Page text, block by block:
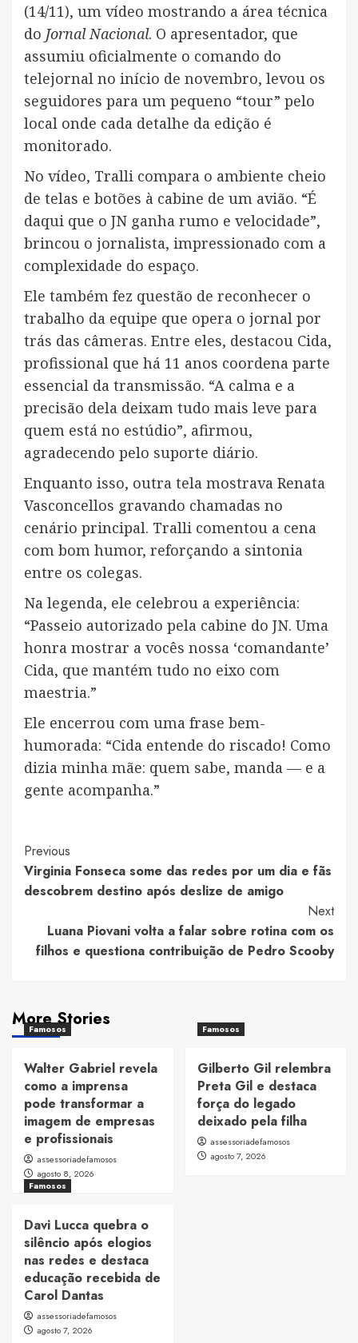
(14/11), um vídeo mostrando a área técnica
do Jornal Nacional. O apresentador, que
assumiu oficialmente o comando do
telejornal no início de novembro, levou os
seguidores para um pequeno “tour” pelo
local onde cada detalhe da edição é
monitorado.
No vídeo, Tralli compara o ambiente cheio
de telas e botões à cabine de um avião. “É
daqui que o JN ganha rumo e velocidade”,
brincou o jornalista, impressionado com a
complexidade do espaço.
Ele também fez questão de reconhecer o
trabalho da equipe que opera o jornal por
trás das câmeras. Entre eles, destacou Cida,
profissional que há 11 anos coordena parte
essencial da transmissão. “A calma e a
precisão dela deixam tudo mais leve para
quem está no estúdio”, afirmou,
agradecendo pelo suporte diário.
Enquanto isso, outra tela mostrava Renata
Vasconcellos gravando chamadas no
cenário principal. Tralli comentou a cena
com bom humor, reforçando a sintonia
entre os colegas.
Na legenda, ele celebrou a experiência:
“Passeio autorizado pela cabine do JN. Uma
honra mostrar a vocês nossa ‘comandante’
Cida, que mantém tudo no eixo com
maestria.”
Ele encerrou com uma frase bem-
humorada: “Cida entende do riscado! Como
dizia minha mãe: quem sabe, manda — e a
gente acompanha.”
Post
Navigation
Previous
Virginia Fonseca some das redes por um dia e fãs
descobrem destino após deslize de amigo
Next
Luana Piovani volta a falar sobre rotina com os
filhos e questiona contribuição de Pedro Scooby
More Stories
Famosos
Walter Gabriel revela
como a imprensa
pode transformar a
imagem de empresas
e profissionais
assessoriadefamosos
agosto 8, 2026
Famosos
Gilberto Gil relembra
Preta Gil e destaca
força do legado
deixado pela filha
assessoriadefamosos
agosto 7, 2026
Famosos
Davi Lucca quebra o
silêncio após elogios
nas redes e destaca
educação recebida de
Carol Dantas
assessoriadefamosos
agosto 7, 2026